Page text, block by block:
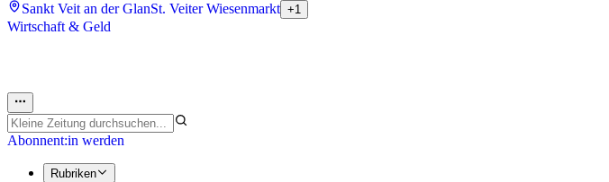
Sankt Veit an der GlanSt. Veiter Wiesenmarkt +1
Wirtschaft & Geld
Abonnent:in werden
Rubriken